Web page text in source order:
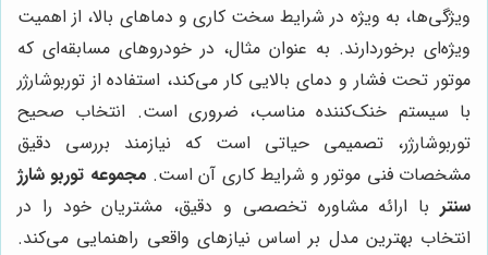
ویژگی‌ها، به ویژه در شرایط سخت کاری و دماهای بالا، از اهمیت
ویژه‌ای برخوردارند. به عنوان مثال، در خودروهای مسابقه‌ای که
موتور تحت فشار و دمای بالایی کار می‌کند، استفاده از توربوشارژر
با سیستم خنک‌کننده مناسب، ضروری است. انتخاب صحیح
توربوشارژر، تصمیمی حیاتی است که نیازمند بررسی دقیق
مشخصات فنی موتور و شرایط کاری آن است. مجموعه توربو شارژ
سنتر با ارائه مشاوره تخصصی و دقیق، مشتریان خود را در
انتخاب بهترین مدل بر اساس نیازهای واقعی راهنمایی می‌کند.